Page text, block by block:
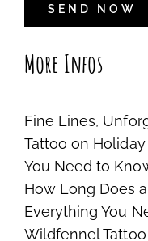
More Infos
Fine Lines,
Tattoo on
You Need to
How Long Does
Everything You
Wildfennel Tattoo